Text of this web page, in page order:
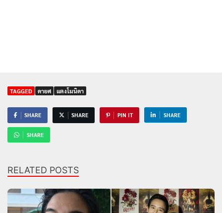
TAGGED ดายศ แตงโมนิดา
SHARE SHARE PIN IT SHARE
SHARE
RELATED POSTS